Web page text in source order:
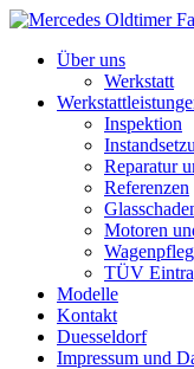
Über uns
Werkstatt
Inspektion
Reparatur
Referenzen
Motoren
TÜV
Modelle
Kontakt
Duesseldorf
Impressum und